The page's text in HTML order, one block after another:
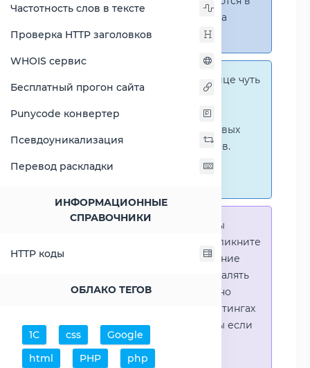
Частотность слов в тексте
Проверка HTTP заголовков
WHOIS сервис
Бесплатный прогон сайта
Punycode конвертер
Псевдоуникализация
Перевод раскладки
ИНФОРМАЦИОННЫЕ
СПРАВОЧНИКИ
HTTP коды
ОБЛАКО ТЕГОВ
1С css
Google
html
PHP
php
таблицу, появится полоса
прокрутки.
На этой странице чуть
графические сравнения
количественных и числовых
параметров процессоров.
Перейти к наглядным
Справка:Для того что-бы
выделить процессор - кликните
на его название. Выделение
позволяет выборочно удалять
процессоры или наглядно
видеть результаты в рейтингах
(Во избежении путаницы если
в таблице несколько
процессоров)